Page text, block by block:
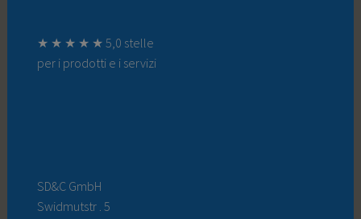
★ ★ ★ ★ ★ 5,0 stelle
per i prodotti e i servizi
SD&C GmbH
Swidmutstr . 5